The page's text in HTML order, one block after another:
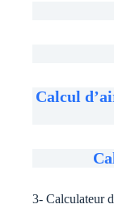
Calcul
3- Calculateur